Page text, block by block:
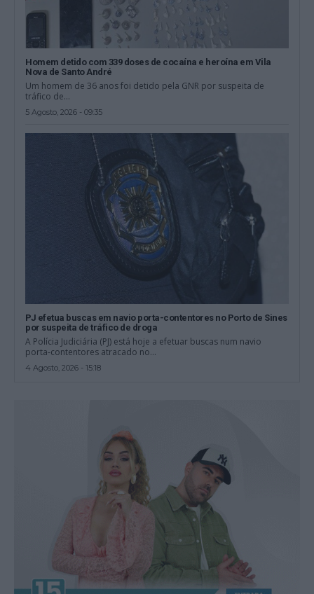
Homem detido com 339 doses de cocaína e heroína em Vila
Nova de Santo André
Um homem de 36 anos foi detido pela GNR por suspeita de
tráfico de...
5 Agosto, 2026 - 09:35
PJ efetua buscas em navio porta-contentores no Porto de Sines
por suspeita de tráfico de droga
A Polícia Judiciária (PJ) está hoje a efetuar buscas num navio
porta-contentores atracado no...
4 Agosto, 2026 - 15:18